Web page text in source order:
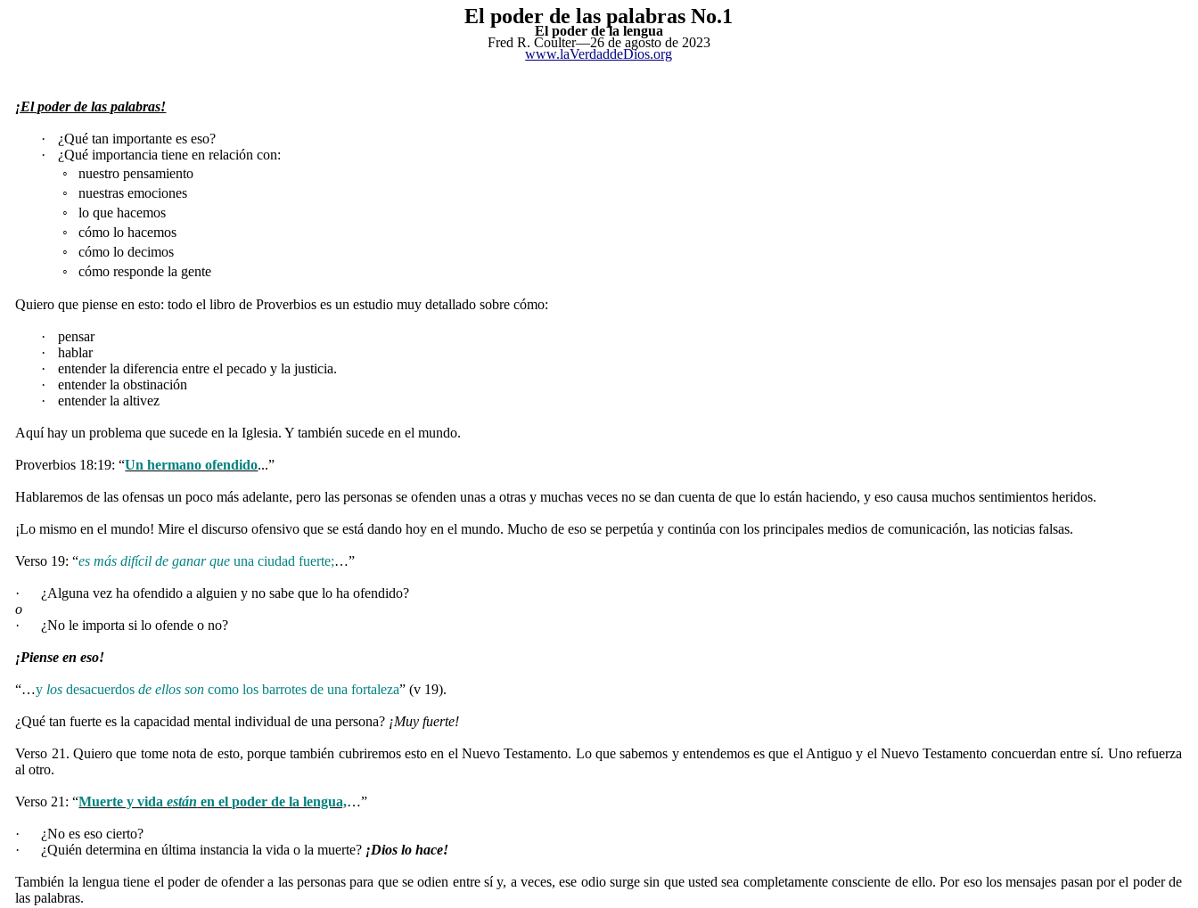
El poder de las palabras No.1
El poder de la lengua
Fred R. Coulter—26 de agosto de 2023
www.laVerdaddeDios.org
¡El poder de las palabras!
·
¿Qué tan importante es eso?
·
¿Qué importancia tiene en relación con:
◦ nuestro pensamiento
◦ nuestras emociones
◦ lo que hacemos
◦ cómo lo hacemos
◦ cómo lo decimos
◦ cómo responde la gente
Quiero que piense en esto: todo el libro de Proverbios es un estudio muy detallado sobre cómo:
·
pensar
·
hablar
·
entender la diferencia entre el pecado y la justicia.
·
entender la obstinación
·
entender la altivez
Aquí hay un problema que sucede en la Iglesia. Y también sucede en el mundo.
Proverbios 18:19: “Un hermano ofendido...”
Hablaremos de las ofensas un poco más adelante, pero las personas se ofenden unas a otras y muchas veces no se dan cuenta de que lo están haciendo, y eso causa muchos sentimientos heridos.
¡Lo mismo en el mundo! Mire el discurso ofensivo que se está dando hoy en el mundo. Mucho de eso se perpetúa y continúa con los principales medios de comunicación, las noticias falsas.
Verso 19: “es más difícil de ganar que una ciudad fuerte;…”
·
¿Alguna vez ha ofendido a alguien y no sabe que lo ha ofendido?
o
·
¿No le importa si lo ofende o no?
¡Piense en eso!
“…y los desacuerdosde ellos son como los barrotes de una fortaleza” (v 19).
¿Qué tan fuerte es la capacidad mental individual de una persona? ¡Muy fuerte!
Verso 21. Quiero que tome nota de esto, porque también cubriremos esto en el Nuevo Testamento. Lo que sabemos y entendemos es que el Antiguo y el Nuevo Testamento concuerdan entre sí. Uno refuerza
al otro.
Verso 21: “Muerte y vidaestán en el poder de la lengua,…”
·
¿No es eso cierto?
·
¿Quién determina en última instancia la vida o la muerte? ¡Dios lo hace!
También la lengua tiene el poder de ofender a las personas para que se odien entre sí y, a veces, ese odio surge sin que usted sea completamente consciente de ello. Por eso los mensajes pasan por el poder de
las palabras.